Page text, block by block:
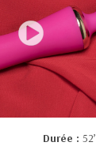
Durée : 52’